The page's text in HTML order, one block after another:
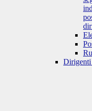
Dirigenti